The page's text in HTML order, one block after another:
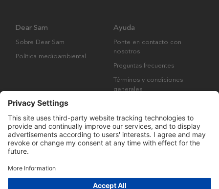
Dear Sam
Sobre Dear Sam
Política medioambiental
Ayuda
Ponte en contacto con
nosotros
Preguntas frecuentes
Términos y condiciones
generales
Derechos de autor © Many Brands AB 2023. Todos los derechos